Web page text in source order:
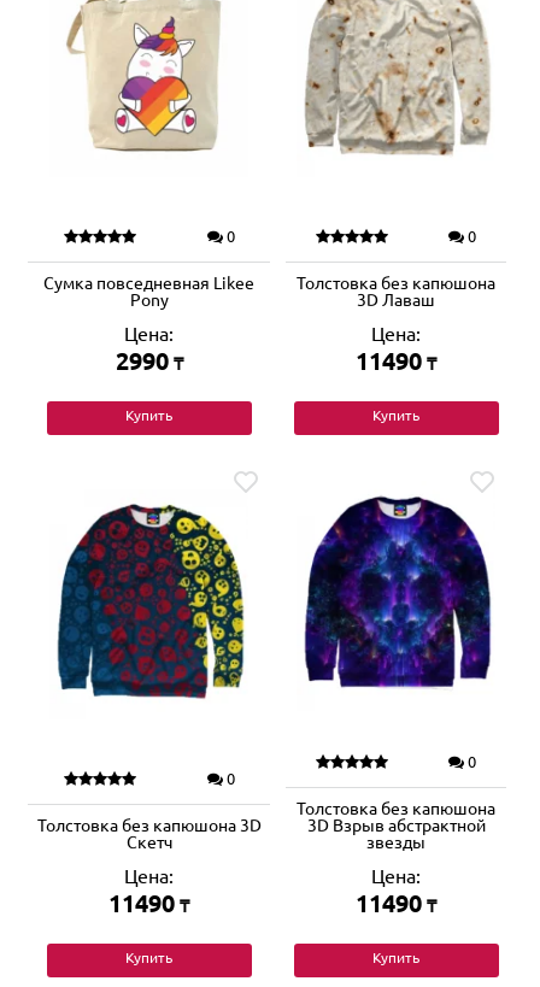
0
Сумка повседневная Likee
Pony
Цена:
2990 ₸
Купить
0
Толстовка без капюшона
3D Лаваш
Цена:
11490 ₸
Купить
0
Толстовка без капюшона 3D
Скетч
Цена:
11490 ₸
Купить
0
Толстовка без капюшона
3D Взрыв абстрактной
звезды
Цена:
11490 ₸
Купить